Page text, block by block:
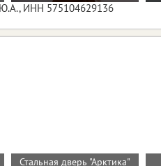
ИНН 575104629136
Стальная дверь "Арктика"